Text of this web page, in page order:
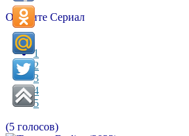
Оцените Сериал
1
2
3
4
5
(5 голосов)